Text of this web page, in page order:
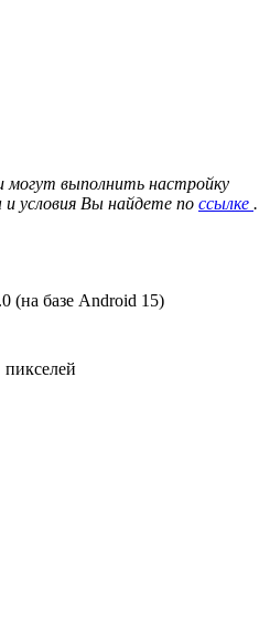
могут выполнить настройку
условия Вы найдете по ссылке .
(на базе Android 15)